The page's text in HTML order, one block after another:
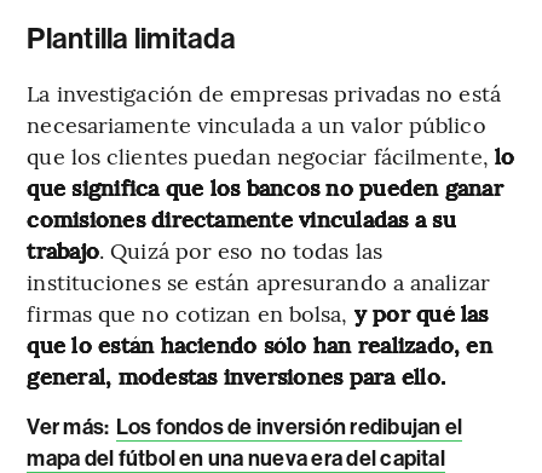
Plantilla limitada
La investigación de empresas privadas no está
necesariamente vinculada a un valor público
que los clientes puedan negociar fácilmente, lo
que significa que los bancos no pueden ganar
comisiones directamente vinculadas a su
trabajo. Quizá por eso no todas las
instituciones se están apresurando a analizar
firmas que no cotizan en bolsa, y por qué las
que lo están haciendo sólo han realizado, en
general, modestas inversiones para ello.
Ver más: Los fondos de inversión redibujan el
mapa del fútbol en una nueva era del capital